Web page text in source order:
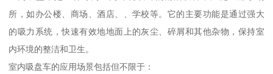
所，如办公楼、商场、酒店、、学校等。它的主要功能是通过强大
的吸力系统，快速有效地地面上的灰尘、碎屑和其他杂物，保持室
内环境的整洁和卫生。
室内吸盘车的应用场景包括但不限于：